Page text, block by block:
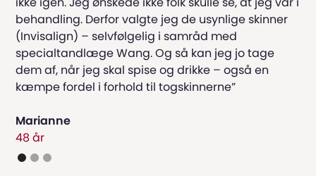
behandling. Derfor valgte jeg de usynlige skinner
(Invisalign) – selvfølgelig i samråd med
specialtandlæge Wang. Og så kan jeg jo tage
dem af, når jeg skal spise og drikke – også en
kæmpe fordel i forhold til togskinnerne”
Marianne
48 år